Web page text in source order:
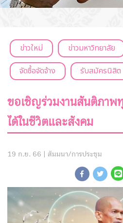
ข่าวใหม่ ข่าวมหาวิทยาลัย
จัดซื้อจัดจ้าง
รับสมัครนิสิต
ขอเชิญร่วมงานสันติภาพ
ได้ในชีวิตและสังคม
19 ก.ย. 66 | สัมมนา/การประชุม